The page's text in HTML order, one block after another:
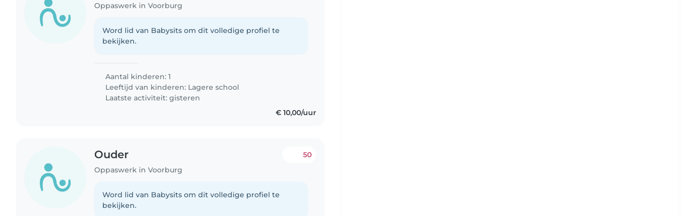
Oppaswerk in Voorburg
Word lid van Babysits om dit volledige profiel te
bekijken.
Aantal kinderen: 1
Leeftijd van kinderen: Lagere school
Laatste activiteit: gisteren
€ 10,00/uur
Ouder
Oppaswerk in Voorburg
50
Word lid van Babysits om dit volledige profiel te
bekijken.